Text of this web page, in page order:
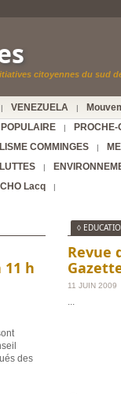
citoyennes du sud
| VENEZUELA |
|
PROCHE-
COMMINGES |
LUTTES |
Lacq |
h
des
◊
Revue
11 JUIN 2009
...